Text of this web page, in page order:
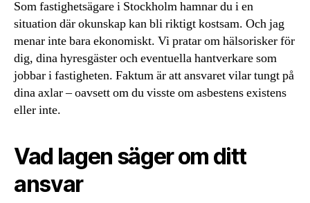
Som fastighetsägare i Stockholm hamnar du i en
situation där okunskap kan bli riktigt kostsam. Och jag
menar inte bara ekonomiskt. Vi pratar om hälsorisker för
dig, dina hyresgäster och eventuella hantverkare som
jobbar i fastigheten. Faktum är att ansvaret vilar tungt på
dina axlar – oavsett om du visste om asbestens existens
eller inte.
Vad lagen säger om ditt
ansvar